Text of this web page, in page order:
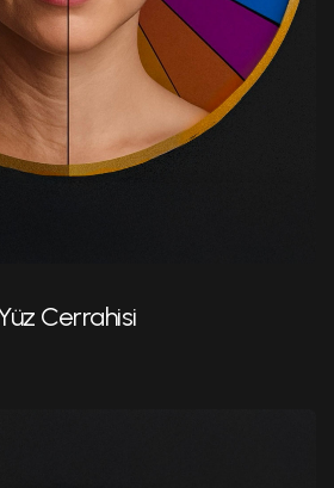
(liplift)
Cerrahisi